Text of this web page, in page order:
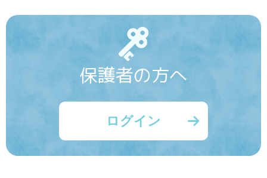
保護者の方へ
ログイン